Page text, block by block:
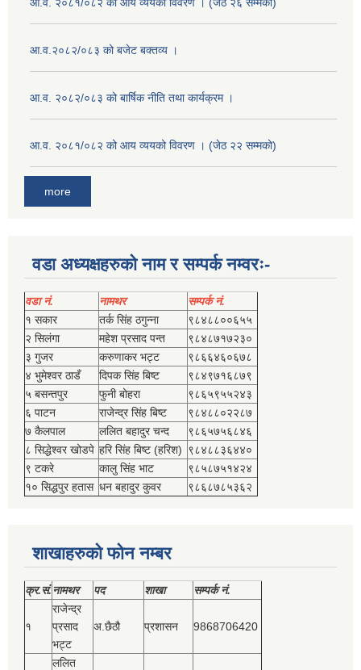
आ.व. २०८१/०८२ को आय व्ययको विवरण । (जेठ २६ सम्मको)
आ.व.२०८२/०८३ को बजेट बक्तव्य ।
आ.व. २०८२/०८३ को बार्षिक नीति तथा कार्यक्रम ।
आ.व. २०८१/०८२ को आय व्ययको विवरण । (जेठ २२ सम्मको)
more
वडा अध्यक्षहरुको नाम र सम्पर्क नम्वरः-
वडा नं. नामथर
सम्पर्क नं.
१ सकार
तर्क सिंह ठगुन्‍ना
९८४८८००६५५
२ सिलंगा
महेश प्रसाद पन्त
९८४८७१७२३०
३ गुजर
करुणाकर भट्ट
९८६६४६०६७८
४ भुमेश्‍वर ठाडँ
दिपक सिंह बिष्‍ट
९८४९७१६८७९
५ बसन्तपुर
फुनी बोहरा
९८६५९५५२४३
६ पाटन
राजेन्द्र सिंह बिष्‍ट
९८४८८०२२८७
७ कैलपाल
ललित बहादुर चन्द
९८६५७५६८४६
८ सिद्धेश्‍वर खोडपे हरि सिंह बिष्‍ट (हरिश) ९८४८८३६४४०
९ टकरे
कालु सिंह भाट
९८५८७५१४२४
१० सिद्धपुर हतास धन बहादुर कुवर ९८६८७८५३६२
शाखाहरुको फोन नम्बर
क्र.सं.नामथर पद शाखा सम्‍पर्क नं.
१
राजेन्द्र
प्रसाद
भट्ट
अ.छैठौ प्रशासन 9868706420
ललित